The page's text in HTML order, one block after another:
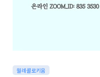
월례콜로키움